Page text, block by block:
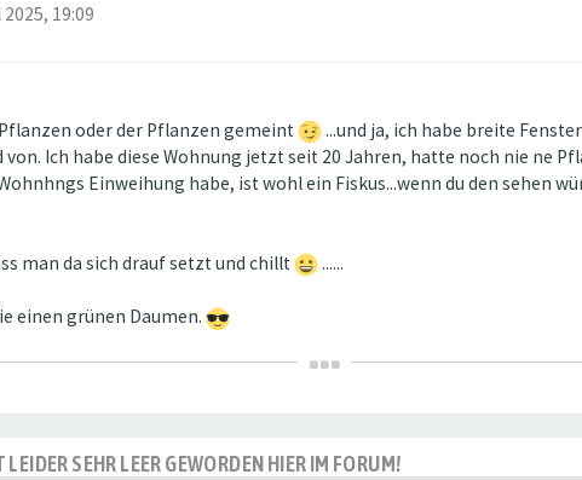
2025, 19:09
oder der Pflanzen gemeint
...und ja, ich habe breite
von. Ich habe diese Wohnung jetzt seit 20 Jahren, hatte noch nie ne
Einweihung habe, ist wohl ein Fiskus...wenn du den sehen
man da sich drauf setzt und chillt ......
einen grünen Daumen.
SEHR LEER GEWORDEN HIER IM FORUM!